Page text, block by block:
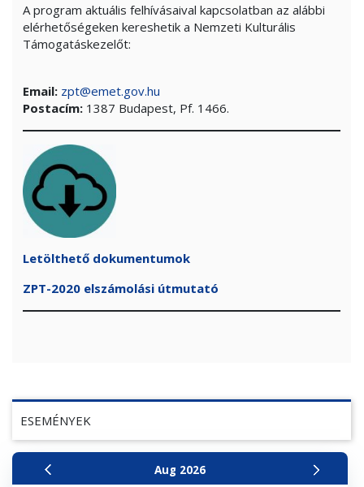
ESEMÉNYEK
Aug 2026
A program aktuális felhívásaival kapcsolatban az alábbi
elérhetőségeken kereshetik a Nemzeti Kulturális
Támogatáskezelőt:
Email: zpt@emet.gov.hu
Postacím: 1387 Budapest, Pf. 1466.
Letölthető dokumentumok
ZPT-2020 elszámolási útmutató